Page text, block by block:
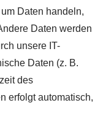
Daten handeln,
Daten werden
unsere IT-
Daten (z. B.
des
erfolgt automatisch,